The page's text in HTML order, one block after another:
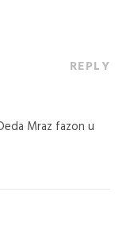
REPLY
Mraz fazon u